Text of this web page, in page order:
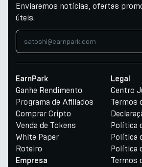
Enviaremos notícias, ofertas
úteis.
EarnPark
Ganhe Rendimento
Programa de Afiliados
Comprar Cripto
Venda de Tokens
White Paper
Roteiro
Empresa
Legal
Centro
Termos
Política
Política
Política
Termos